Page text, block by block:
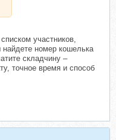
участников,
номер кошелька
складчину –
точное время и способ